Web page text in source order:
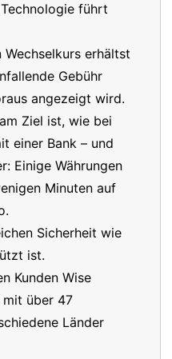
führt
erhältst
Gebühr
angezeigt wird.
Ziel ist, wie bei
einer Bank – und
Einige Währungen
Minuten auf
Sicherheit wie
ist.
Kunden Wise
über 47
Länder